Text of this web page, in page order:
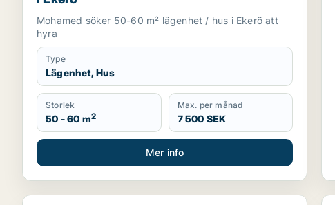
Mohamed söker 50-60 m² lägenhet / hus i Ekerö att
hyra
Type
Lägenhet, Hus
Storlek
50 - 60 m2
Max. per månad
7 500 SEK
Mer info